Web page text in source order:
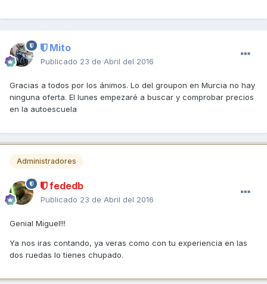
Mito
Publicado 23 de Abril del 2016
Gracias a todos por los ánimos. Lo del groupon en Murcia no hay
ninguna oferta. El lunes empezaré a buscar y comprobar precios
en la autoescuela
Administradores
fededb
Publicado 23 de Abril del 2016
Genial Miguel!!!
Ya nos iras contando, ya veras como con tu experiencia en las
dos ruedas lo tienes chupado.